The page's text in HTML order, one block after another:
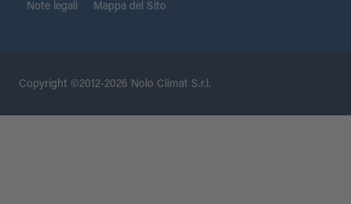
Note legali Mappa del Sito
Copyright ©2012-2026 Nolo Climat S.r.l.